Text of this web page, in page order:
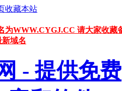
收藏本站
为WWW.CYGJ.CC 请大家收
域名